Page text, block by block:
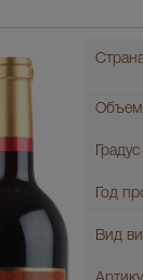
Объем
Градус
Год
Вид